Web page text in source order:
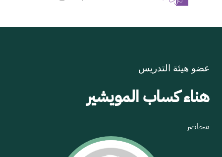
عضو هيئة التدريس
هناء كساب المويشير
محاضر